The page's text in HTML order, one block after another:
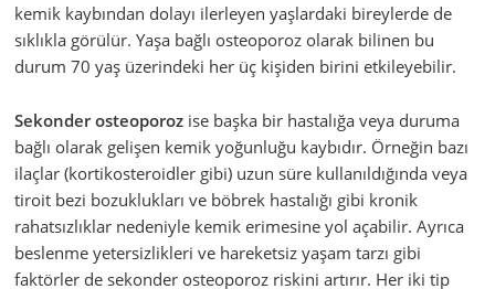
kemik kaybından dolayı ilerleyen yaşlardaki bireylerde de
sıklıkla görülür. Yaşa bağlı osteoporoz olarak bilinen bu
durum 70 yaş üzerindeki her üç kişiden birini etkileyebilir.
Sekonder osteoporoz ise başka bir hastalığa veya duruma
bağlı olarak gelişen kemik yoğunluğu kaybıdır. Örneğin bazı
ilaçlar (kortikosteroidler gibi) uzun süre kullanıldığında veya
tiroit bezi bozuklukları ve böbrek hastalığı gibi kronik
rahatsızlıklar nedeniyle kemik erimesine yol açabilir. Ayrıca
beslenme yetersizlikleri ve hareketsiz yaşam tarzı gibi
faktörler de sekonder osteoporoz riskini artırır. Her iki tip